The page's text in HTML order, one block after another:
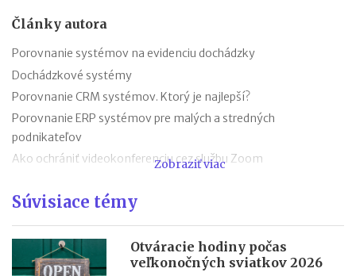
Články autora
Porovnanie systémov na evidenciu dochádzky
Dochádzkové systémy
Porovnanie CRM systémov. Ktorý je najlepší?
Porovnanie ERP systémov pre malých a stredných
podnikateľov
Ako ochrániť videokonferenciu cez službu Zoom
Google spustil Google Pay na Slovensku
Porovnanie platobných brán na Slovensku
VPN - prostriedok ochrany pri pripojení na internet
Veľký prehľad aplikácií a služieb na zlepšenie podnikania v roku
Zobraziť viac
Súvisiace témy
Otváracie hodiny počas
veľkonočných sviatkov 2026